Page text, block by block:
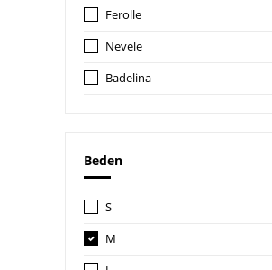
Ferolle
Nevele
Badelina
Beden
S
M